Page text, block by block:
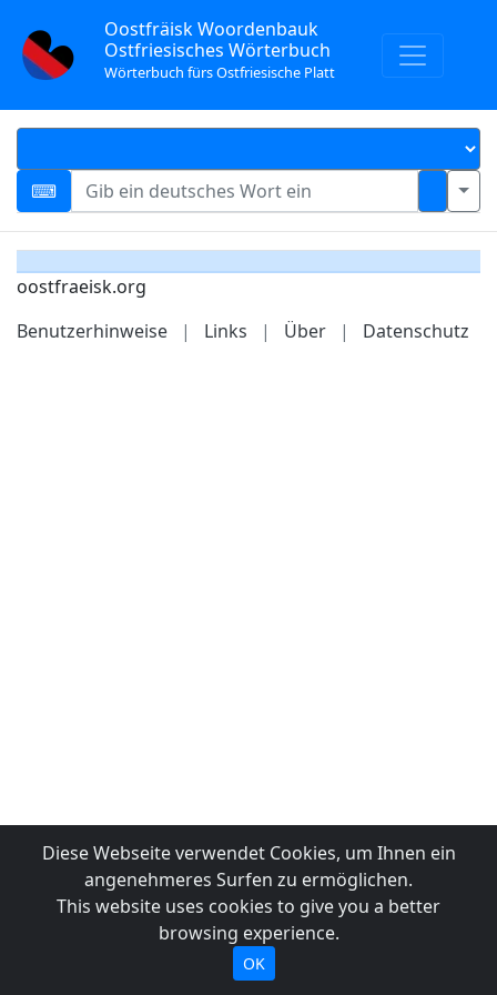
Oostfräisk Woordenbauk
Ostfriesisches Wörterbuch
Wörterbuch fürs Ostfriesische Platt
oostfraeisk.org
Benutzerhinweise
| Links | Über | Datenschutz
Diese Webseite verwendet Cookies, um Ihnen ein
angenehmeres Surfen zu ermöglichen.
This website uses cookies to give you a better
browsing experience.
OK